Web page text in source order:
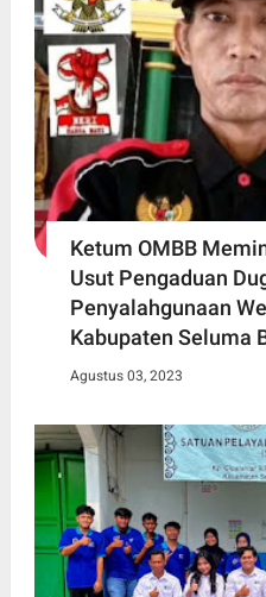
Ketum OMBB
Usut Pengaduan
Penyalahgunaan
Kabupaten Seluma
Agustus 03, 2023